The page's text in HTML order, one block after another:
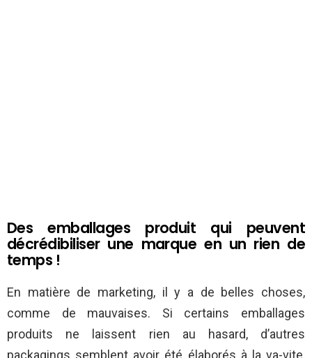
Des emballages produit qui peuvent
décrédibiliser une marque en un rien de
temps !
En matière de marketing, il y a de belles choses,
comme de mauvaises. Si certains emballages
produits ne laissent rien au hasard, d’autres